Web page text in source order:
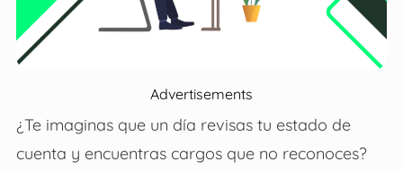
Advertisements
¿Te imaginas que un día revisas tu estado de
cuenta y encuentras cargos que no reconoces?